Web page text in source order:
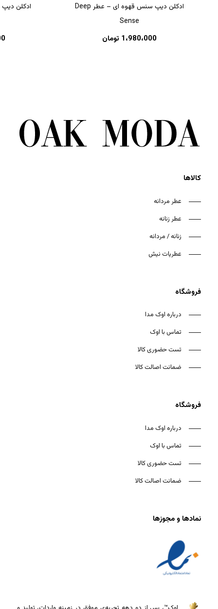
ادکلن دیپ سنس قهوه ای – عطر Deep
Sense
1،980،000 تومان
کالاها
عطر مردانه
عطر زنانه
زنانه / مردانه
عطریات نیش
فروشگاه
درباره اوک مدا
تماس با اوک
تست حضوری کالا
ضمانت اصالت کالا
فروشگاه
درباره اوک مدا
تماس با اوک
تست حضوری کالا
ضمانت اصالت کالا
نمادها و مجوزها